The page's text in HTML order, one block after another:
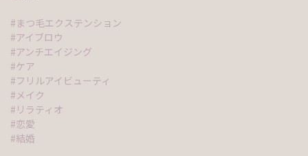
まつ毛エクステンション
アイブロウ
アンチエイジング
ケア
フリルアイビューティ
メイク
リラティオ
恋愛
結婚